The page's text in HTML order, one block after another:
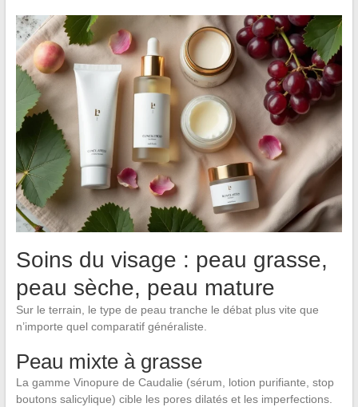
Soins du visage : peau grasse,
peau sèche, peau mature
Sur le terrain, le type de peau tranche le débat plus vite que
n’importe quel comparatif généraliste.
Peau mixte à grasse
La gamme Vinopure de Caudalie (sérum, lotion purifiante, stop
boutons salicylique) cible les pores dilatés et les imperfections.